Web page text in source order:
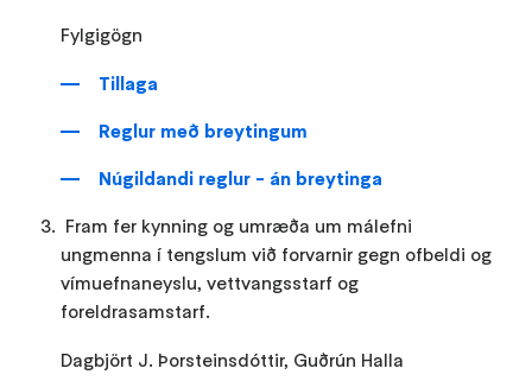
Fylgigögn
Tillaga
Reglur með breytingum
Núgildandi reglur - án breytinga
Fram fer kynning og umræða um málefni
ungmenna í tengslum við forvarnir gegn ofbeldi og
vímuefnaneyslu, vettvangsstarf og
foreldrasamstarf.
Dagbjört J. Þorsteinsdóttir, Guðrún Halla